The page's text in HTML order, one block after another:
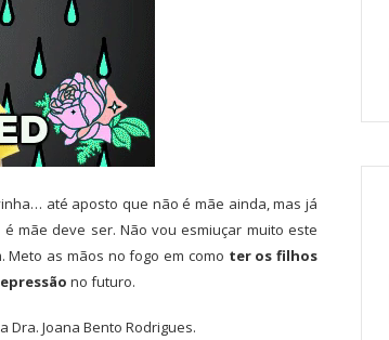
até aposto que não é mãe ainda, mas já
mãe deve ser. Não vou esmiuçar muito este
as mãos no fogo em como ter os filhos
no futuro.
Joana Bento Rodrigues.